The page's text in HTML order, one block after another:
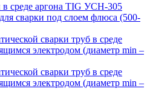
в среде аргона TIG УСН-305
сварки под слоем флюса (500-
сварки труб в среде
электродом (диаметр min –
сварки труб в среде
электродом (диаметр min –